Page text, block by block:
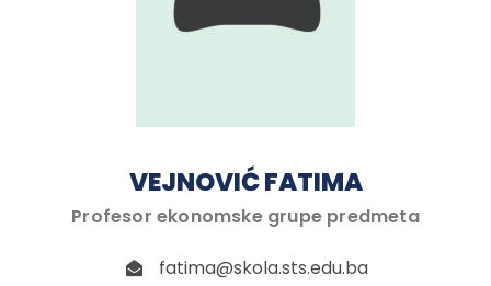
VEJNOVIĆ FATIMA
Profesor ekonomske grupe predmeta
fatima@skola.sts.edu.ba